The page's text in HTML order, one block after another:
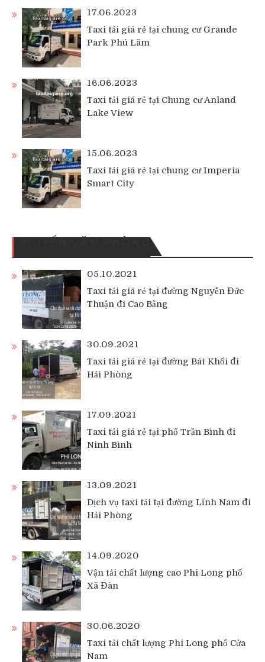
17.06.2023
Taxi tải giá rẻ tại chung cư Grande
Park Phú Lãm
16.06.2023
Taxi tải giá rẻ tại Chung cư Anland
Lake View
15.06.2023
Taxi tải giá rẻ tại chung cư Imperia
Smart City
05.10.2021
Taxi tải giá rẻ tại đường Nguyễn Đức
Thuận đi Cao Bằng
30.09.2021
Taxi tải giá rẻ tại đường Bát Khối đi
Hải Phòng
17.09.2021
Taxi tải giá rẻ tại phố Trần Bình đi
Ninh Bình
13.09.2021
Dịch vụ taxi tải tại đường Lĩnh Nam đi
Hải Phòng
14.09.2020
Vận tải chất lượng cao Phi Long phố
Xã Đàn
30.06.2020
Taxi tải chất lượng Phi Long phố Cửa
Nam